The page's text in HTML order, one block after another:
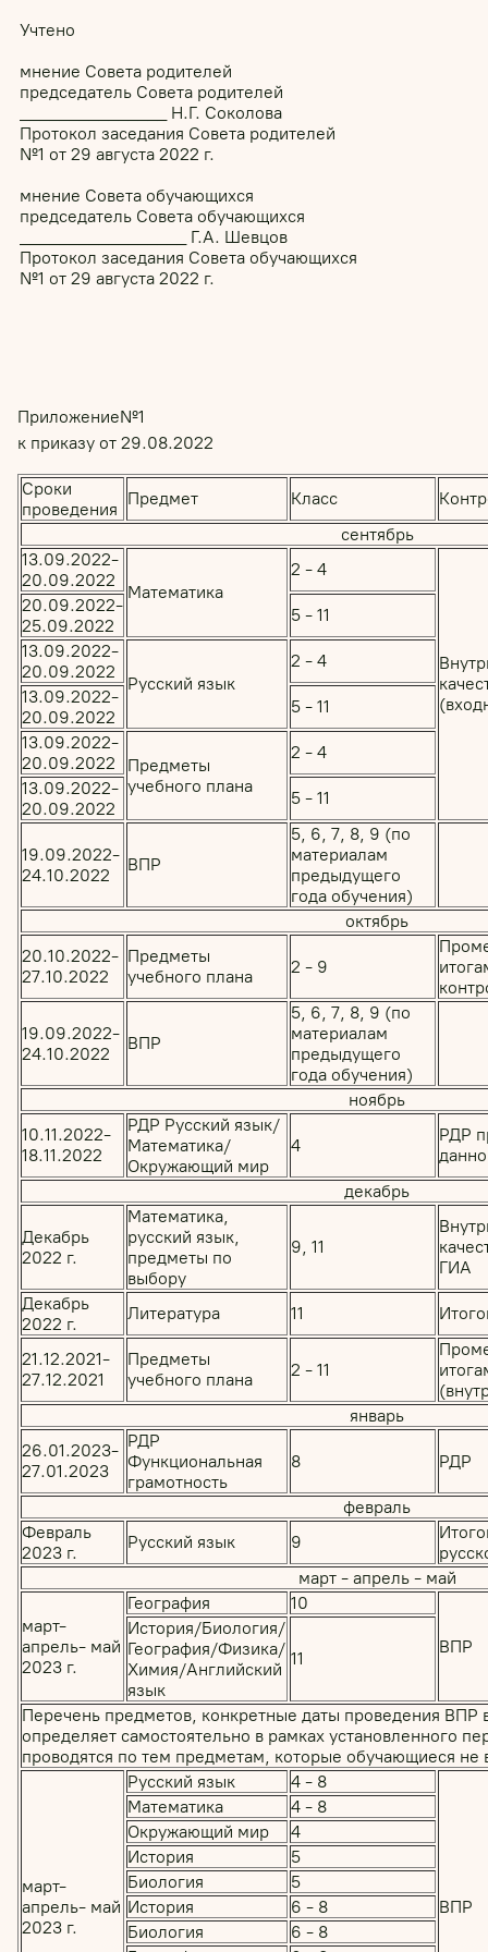
Учтено
мнение Совета родителей
председатель Совета родителей
_______________ Н.Г. Соколова
Протокол заседания Совета родителей
№1 от 29 августа 2022 г.
мнение Совета обучающихся
председатель Совета обучающихся
_________________ Г.А. Шевцов
Протокол заседания Совета обучающихся
№1 от 29 августа 2022 г.
Приложение№1
к приказу от 29.08.2022
Сроки
проведения
Предмет Класс
сентябрь
13.09.2022-
20.09.2022
Математика
2 - 4
20.09.2022-
25.09.2022
5 - 11
13.09.2022-
20.09.2022
Русский язык
2 - 4
13.09.2022-
20.09.2022
5 - 11
13.09.2022-
20.09.2022
Предметы
учебного плана
2 - 4
13.09.2022-
20.09.2022
5 - 11
19.09.2022-
24.10.2022
ВПР
5, 6, 7, 8, 9 (по
материалам
предыдущего
года обучения)
октябрь
20.10.2022-
27.10.2022
Предметы
учебного плана
2 - 9
19.09.2022-
24.10.2022
ВПР
5, 6, 7, 8, 9 (по
материалам
предыдущего
года обучения)
ноябрь
10.11.2022-
18.11.2022
РДР Русский язык/
Математика/
Окружающий мир
4
РДР
декабрь
Декабрь
2022 г.
Математика,
русский язык,
предметы по
выбору
9, 11
ГИА
Декабрь
2022 г.
Литература 11
21.12.2021-
27.12.2021
Предметы
учебного плана
2 - 11
январь
26.01.2023-
27.01.2023
РДР
Функциональная
грамотность
8 РДР
февраль
Февраль
2023 г.
Русский язык 9
март - апрель - май
март-
апрель- май
2023 г.
География 10
ВПР
История/Биология/
География/Физика/
Химия/Английский
язык
11
Перечень предметов, конкретные даты проведения ВПР
определяет самостоятельно в рамках установленного
проводятся по тем предметам, которые обучающиеся не
март-
апрель- май
2023 г.
Русский язык 4 - 8
ВПР
Математика
4 - 8
Окружающий мир
4
История
5
Биология
5
История
6 - 8
Биология
6 - 8